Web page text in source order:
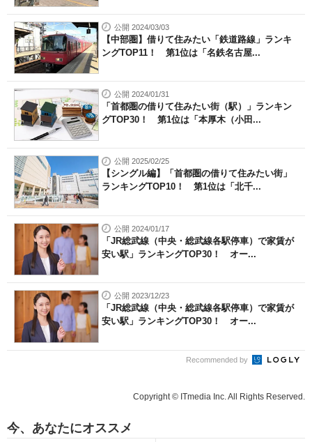
公開 2024/03/03
【中部圏】借りて住みたい「鉄道路線」ランキ
ングTOP11！ 第1位は「名鉄名古屋...
公開 2024/01/31
「首都圏の借りて住みたい街（駅）」ランキン
グTOP30！ 第1位は「本厚木（小田...
公開 2025/02/25
【シングル編】「首都圏の借りて住みたい街」
ランキングTOP10！ 第1位は「北千...
公開 2024/01/17
「JR総武線（中央・総武線各駅停車）で家賃が
安い駅」ランキングTOP30！ オー...
公開 2023/12/23
「JR総武線（中央・総武線各駅停車）で家賃が
安い駅」ランキングTOP30！ オー...
Recommended by
Copyright © ITmedia Inc. All Rights Reserved.
今、あなたにオススメ